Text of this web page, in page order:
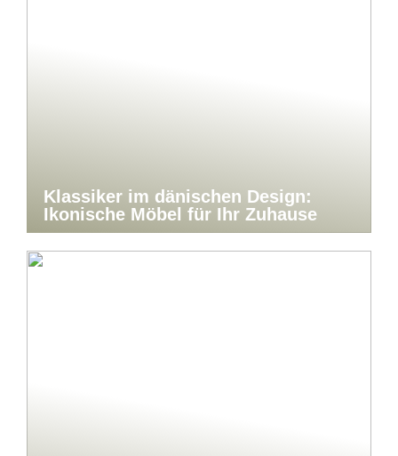
Klassiker im dänischen Design:
Ikonische Möbel für Ihr Zuhause